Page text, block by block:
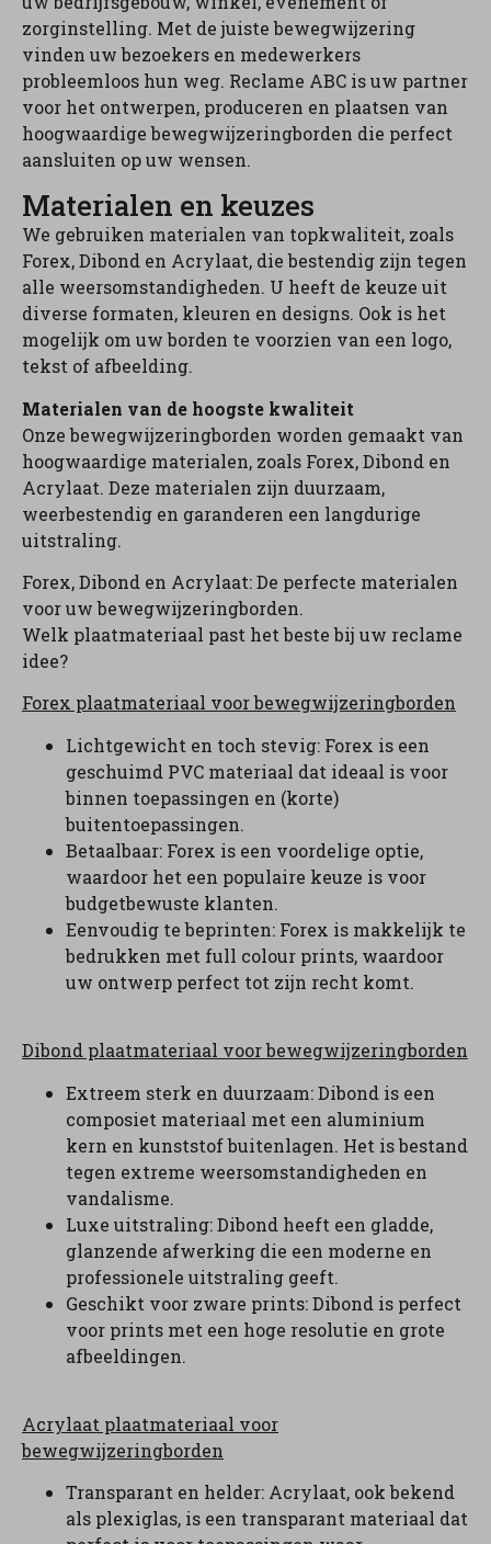
zorginstelling. Met de juiste bewegwijzering
vinden uw bezoekers en medewerkers
probleemloos hun weg. Reclame ABC is uw partner
voor het ontwerpen, produceren en plaatsen van
hoogwaardige bewegwijzeringborden die perfect
aansluiten op uw wensen.
Materialen en keuzes
We gebruiken materialen van topkwaliteit, zoals
Forex, Dibond en Acrylaat, die bestendig zijn tegen
alle weersomstandigheden. U heeft de keuze uit
diverse formaten, kleuren en designs. Ook is het
mogelijk om uw borden te voorzien van een logo,
tekst of afbeelding.
Materialen van de hoogste kwaliteit
Onze bewegwijzeringborden worden gemaakt van
hoogwaardige materialen, zoals Forex, Dibond en
Acrylaat. Deze materialen zijn duurzaam,
weerbestendig en garanderen een langdurige
uitstraling.
Forex, Dibond en Acrylaat: De perfecte materialen
voor uw bewegwijzeringborden.
Welk plaatmateriaal past het beste bij uw reclame
idee?
Forex plaatmateriaal voor bewegwijzeringborden
Lichtgewicht en toch stevig: Forex is een
geschuimd PVC materiaal dat ideaal is voor
binnen toepassingen en (korte)
buitentoepassingen.
Betaalbaar: Forex is een voordelige optie,
waardoor het een populaire keuze is voor
budgetbewuste klanten.
Eenvoudig te beprinten: Forex is makkelijk te
bedrukken met full colour prints, waardoor
uw ontwerp perfect tot zijn recht komt.
Dibond plaatmateriaal voor bewegwijzeringborden
Extreem sterk en duurzaam: Dibond is een
composiet materiaal met een aluminium
kern en kunststof buitenlagen. Het is bestand
tegen extreme weersomstandigheden en
vandalisme.
Luxe uitstraling: Dibond heeft een gladde,
glanzende afwerking die een moderne en
professionele uitstraling geeft.
Geschikt voor zware prints: Dibond is perfect
voor prints met een hoge resolutie en grote
afbeeldingen.
Acrylaat plaatmateriaal voor
bewegwijzeringborden
Transparant en helder: Acrylaat, ook bekend
als plexiglas, is een transparant materiaal dat